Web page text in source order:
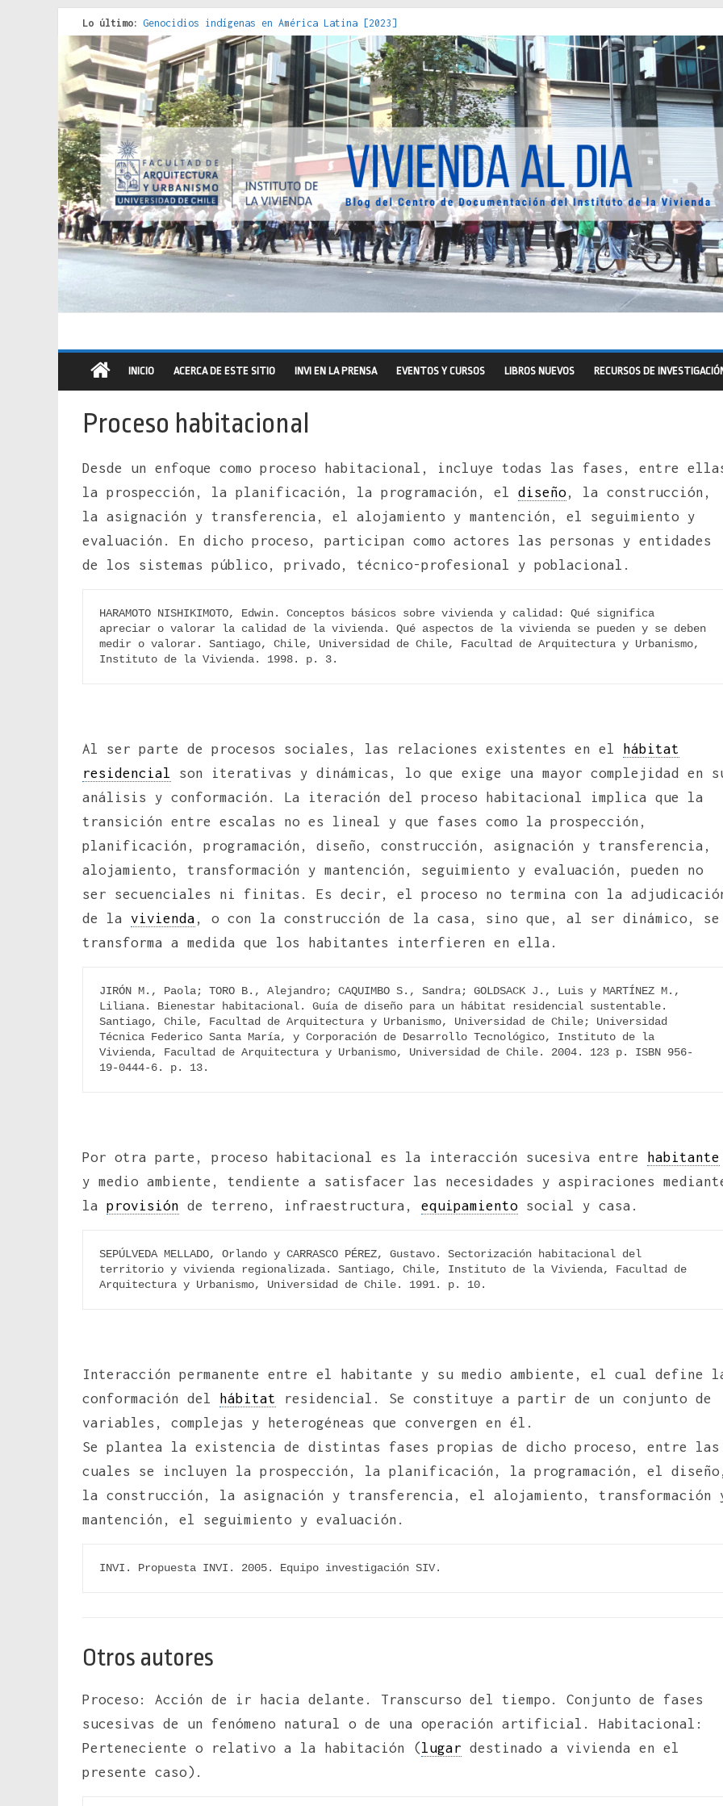
Lo último: Genocidios indígenas en América Latina [2023]
Estudios sobre la espacialización de los Estados : políticas, prácticas y representaciones [2022]
Donde el pedernal choca con el acero : hacia una teoría crítica de las fronteras latinoamericanas
Criterios técnicos para una vivienda adecuada [2019]
Red de consultorios de la Caja del Seguro Obrero en Santiago : un patrimonio emblemático [2014]
INICIO ACERCA DE ESTE SITIO INVI EN LA PRENSA EVENTOS Y CURSOS LIBROS NUEVOS RECURSOS DE
Proceso habitacional
Desde un enfoque como proceso habitacional, incluye todas las fases, entre
la prospección, la planificación, la programación, el diseño, la construcción,
la asignación y transferencia, el alojamiento y mantención, el seguimiento y
evaluación. En dicho proceso, participan como actores las personas y entidades
de los sistemas público, privado, técnico-profesional y poblacional.
HARAMOTO NISHIKIMOTO, Edwin. Conceptos básicos sobre vivienda y calidad: Qué significa
apreciar o valorar la calidad de la vivienda. Qué aspectos de la vivienda se pueden y se deben
medir o valorar. Santiago, Chile, Universidad de Chile, Facultad de Arquitectura y Urbanismo,
Instituto de la Vivienda. 1998. p. 3.
Al ser parte de procesos sociales, las relaciones existentes en el hábitat
residencial son iterativas y dinámicas, lo que exige una mayor complejidad en
análisis y conformación. La iteración del proceso habitacional implica que la
transición entre escalas no es lineal y que fases como la prospección,
planificación, programación, diseño, construcción, asignación y transferencia,
alojamiento, transformación y mantención, seguimiento y evaluación, pueden no
ser secuenciales ni finitas. Es decir, el proceso no termina con la
de la vivienda , o con la construcción de la casa, sino que, al ser dinámico, se
transforma a medida que los habitantes interfieren en ella.
JIRÓN M., Paola; TORO B., Alejandro; CAQUIMBO S., Sandra; GOLDSACK J., Luis y MARTÍNEZ M.,
Liliana. Bienestar habitacional. Guía de diseño para un hábitat residencial sustentable.
Santiago, Chile, Facultad de Arquitectura y Urbanismo, Universidad de Chile; Universidad
Técnica Federico Santa María, y Corporación de Desarrollo Tecnológico, Instituto de la
Vivienda, Facultad de Arquitectura y Urbanismo, Universidad de Chile. 2004. 123 p. ISBN 956-
19-0444-6. p. 13.
Por otra parte, proceso habitacional es la interacción sucesiva entre habitante
y medio ambiente, tendiente a satisfacer las necesidades y aspiraciones
la provisión de terreno, infraestructura, equipamiento social y casa.
SEPÚLVEDA MELLADO, Orlando y CARRASCO PÉREZ, Gustavo. Sectorización habitacional del
territorio y vivienda regionalizada. Santiago, Chile, Instituto de la Vivienda, Facultad de
Arquitectura y Urbanismo, Universidad de Chile. 1991. p. 10.
Interacción permanente entre el habitante y su medio ambiente, el cual define
conformación del hábitat residencial. Se constituye a partir de un conjunto de
variables, complejas y heterogéneas que convergen en él.
Se plantea la existencia de distintas fases propias de dicho proceso, entre las
cuales se incluyen la prospección, la planificación, la programación, el
la construcción, la asignación y transferencia, el alojamiento, transformación
mantención, el seguimiento y evaluación.
INVI. Propuesta INVI. 2005. Equipo investigación SIV.
Otros autores
Proceso: Acción de ir hacia delante. Transcurso del tiempo. Conjunto de fases
sucesivas de un fenómeno natural o de una operación artificial. Habitacional:
Perteneciente o relativo a la habitación (lugar destinado a vivienda en el
presente caso).